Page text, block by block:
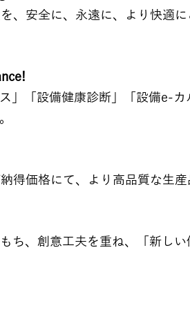
、安全に、永遠に、より快適
」「設備健康診断」「設備e-
得価格にて、より高品質な生産
ち、創意工夫を重ね、「新しい